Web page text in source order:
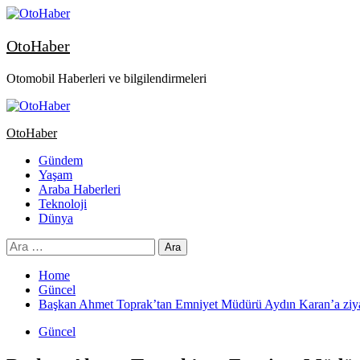
OtoHaber
Otomobil Haberleri ve bilgilendirmeleri
OtoHaber
Gündem
Yaşam
Araba Haberleri
Teknoloji
Dünya
Home
Güncel
Başkan Ahmet Toprak’tan Emniyet Müdürü Aydın Karan’a
Güncel